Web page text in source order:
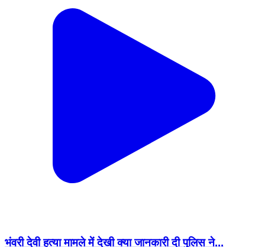
भंवरी देवी हत्या मामले में देखी क्या जानकारी दी पुलिस ने...